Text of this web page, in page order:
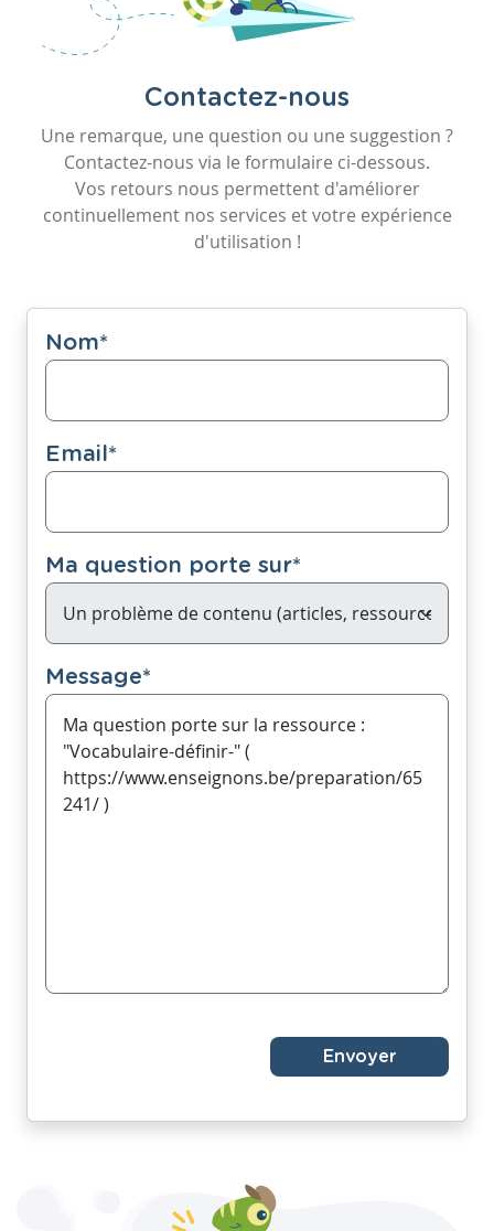
Contactez-nous
Une remarque, une question ou une suggestion ?
Contactez-nous via le formulaire ci-dessous.
Vos retours nous permettent d'améliorer
continuellement nos services et votre expérience
d'utilisation !
Nom*
Email*
Ma question porte sur*
Message*
Envoyer